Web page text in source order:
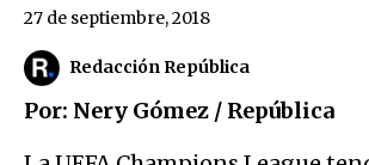
Redacción República
27 de septiembre, 2018
Por: Nery Gómez / República